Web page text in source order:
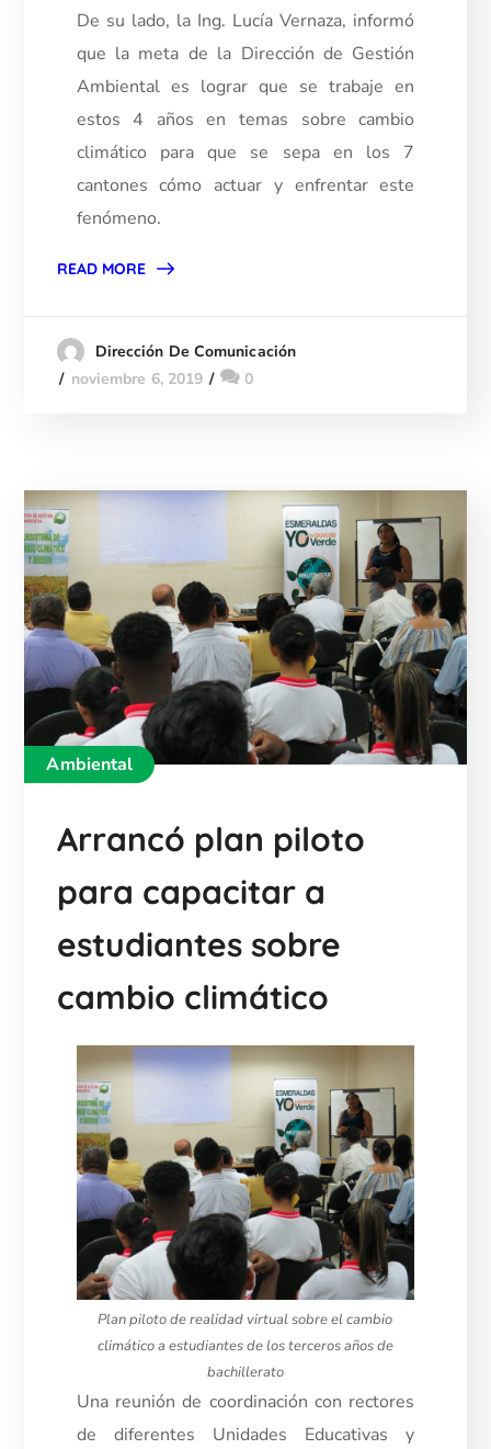
De su lado, la Ing. Lucía Vernaza, informó
que la meta de la Dirección de Gestión
Ambiental es lograr que se trabaje en
estos 4 años en temas sobre cambio
climático para que se sepa en los 7
cantones cómo actuar y enfrentar este
fenómeno.
READ MORE
Dirección De Comunicación
noviembre 6, 2019
0
Ambiental
Arrancó plan piloto
para capacitar a
estudiantes sobre
cambio climático
Plan piloto de realidad virtual sobre el cambio
climático a estudiantes de los terceros años de
bachillerato
Una reunión de coordinación con rectores
de diferentes Unidades Educativas y